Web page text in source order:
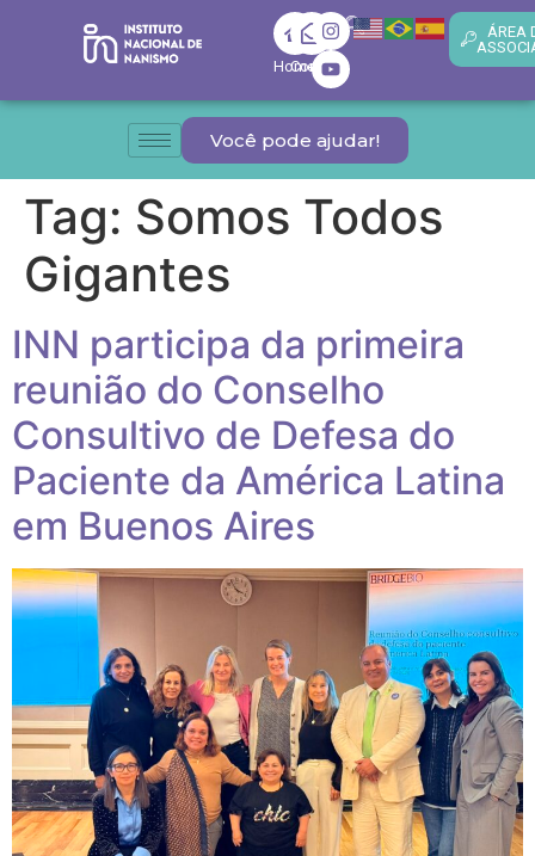
Home
Contato
ÁREA
Você pode ajudar!
Tag: Somos Todos
Gigantes
INN participa da primeira
reunião do Conselho
Consultivo de Defesa do
Paciente da América Latina
em Buenos Aires